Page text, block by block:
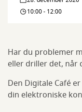
Café
10:00 - 12:00
Har du problemer
eller driller det, når
Den Digitale Café
din elektroniske